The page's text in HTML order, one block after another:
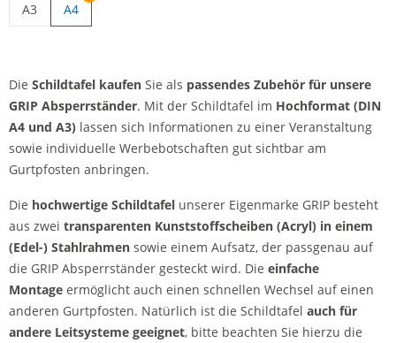
A3
A4
Die Schildtafel kaufen Sie als passendes Zubehör für unsere
GRIP Absperrständer. Mit der Schildtafel im Hochformat (DIN
A4 und A3) lassen sich Informationen zu einer Veranstaltung
sowie individuelle Werbebotschaften gut sichtbar am
Gurtpfosten anbringen.
Die hochwertige Schildtafel unserer Eigenmarke GRIP besteht
aus zwei transparenten Kunststoffscheiben (Acryl) in einem
(Edel-) Stahlrahmen sowie einem Aufsatz, der passgenau auf
die GRIP Absperrständer gesteckt wird. Die einfache
Montage ermöglicht auch einen schnellen Wechsel auf einen
anderen Gurtpfosten. Natürlich ist die Schildtafel auch für
andere Leitsysteme geeignet, bitte beachten Sie hierzu die